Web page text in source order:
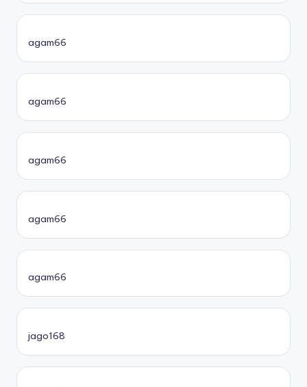
agam66
agam66
agam66
agam66
agam66
jago168